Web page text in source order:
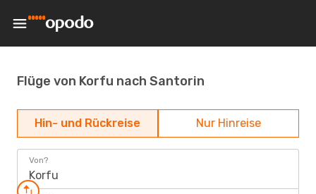
Flüge von Korfu nach Santorin
Hin- und Rückreise Nur Hinreise
Von?
Korfu